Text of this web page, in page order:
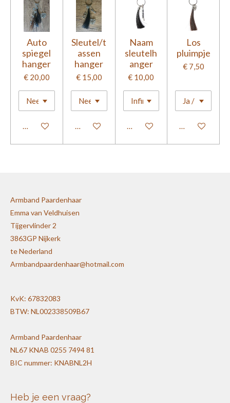
Auto
spiegel
hanger
€ 20,00
Bekijk details
Sleutel/t
assen
hanger
€ 15,00
Bekijk details
Naam
sleutelh
anger
€ 10,00
Bekijk details
Los
pluimpje
€ 7,50
Bekijk details
Armband Paardenhaar
Emma van Veldhuisen
Tijgervlinder 2
3863GP Nijkerk
te Nederland
Armbandpaardenhaar@hotmail.com
KvK: 67832083
BTW: NL002338509B67
Armband Paardenhaar
NL67 KNAB 0255 7494 81
BIC nummer: KNABNL2H
Heb je een vraag?